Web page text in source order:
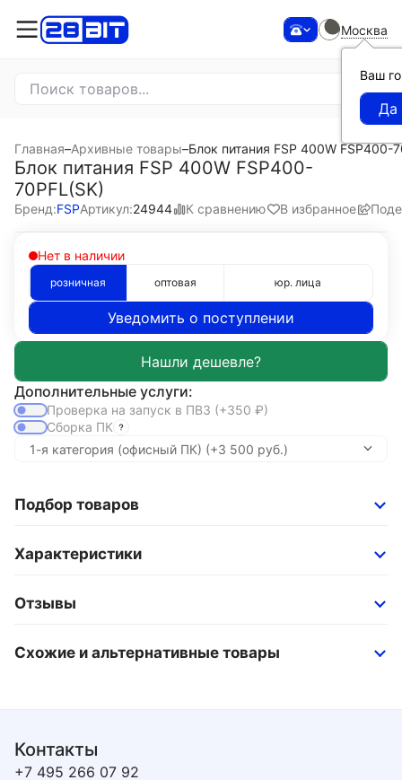
Москва
Ваш
Главная–Архивные товары–Блок питания FSP 400W FSP400-
Блок питания FSP 400W FSP400-
70PFL(SK)
Бренд:FSPАртикул:24944 К сравнению В избранное
Нет в наличии
розничная оптовая юр. лица
Уведомить о поступлении
Дополнительные услуги:
Проверка на запуск в ПВЗ (+350 ₽)
Сборка ПК
Подбор товаров
Характеристики
Отзывы
Схожие и альтернативные товары
Контакты
+7 495 266 07 92